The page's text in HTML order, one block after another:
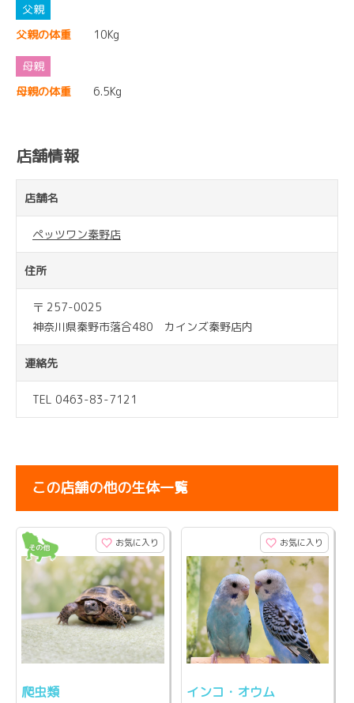
父親の体重 10Kg
母親の体重 6.5Kg
店舗情報
店舗名
ペッツワン秦野店
住所
〒 257-0025
神奈川県秦野市落合480 カインズ秦野店内
連絡先
TEL 0463-83-7121
この店舗の他の生体一覧
お気に入り
爬虫類
お気に入り
インコ・オウム